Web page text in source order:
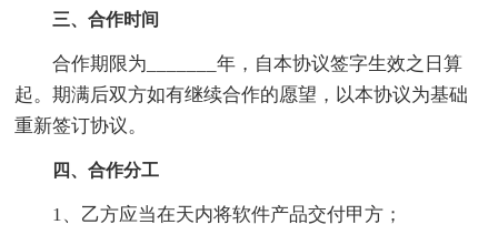
三、合作时间
合作期限为_______年，自本协议签字生效之日算
起。期满后双方如有继续合作的愿望，以本协议为基础
重新签订协议。
四、合作分工
1、乙方应当在天内将软件产品交付甲方；